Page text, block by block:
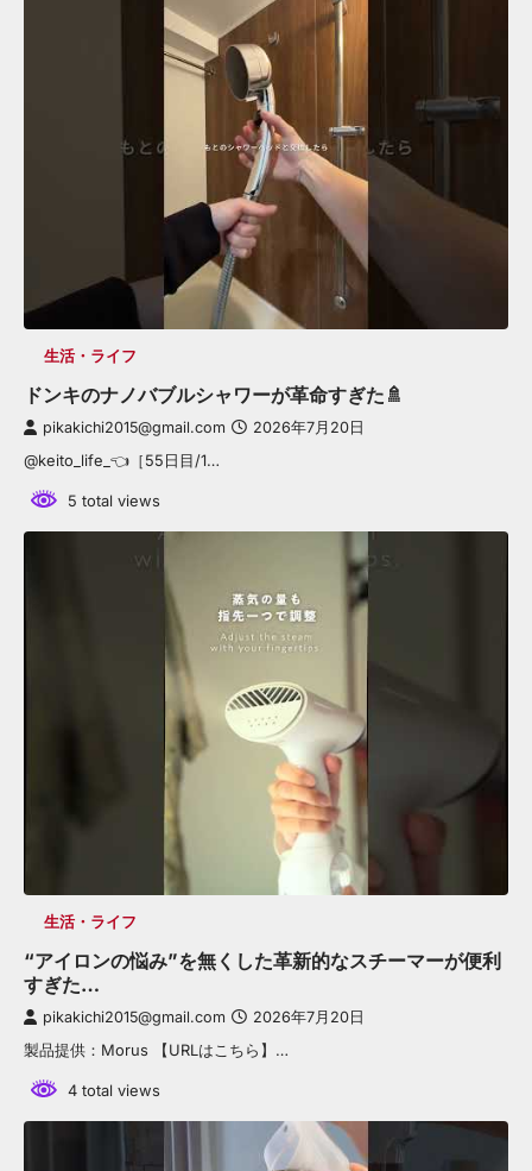
生活・ライフ
ドンキのナノバブルシャワーが革命すぎた🚿
pikakichi2015@gmail.com 2026年7月20日
@keito_life_👈［55日目/1…
5 total views
生活・ライフ
“アイロンの悩み”を無くした革新的なスチーマーが便利
すぎた…
pikakichi2015@gmail.com 2026年7月20日
製品提供：Morus 【URLはこちら】…
4 total views